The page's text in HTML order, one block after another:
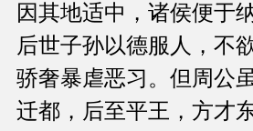
因其地适中，诸侯便于
后世子孙以德服人，不
骄奢暴虐恶习。但周公
迁都，后至平王，方才